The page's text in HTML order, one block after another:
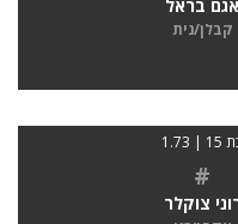
אגם בראל
קבלן/נית
| 1.73
#
צוקלר